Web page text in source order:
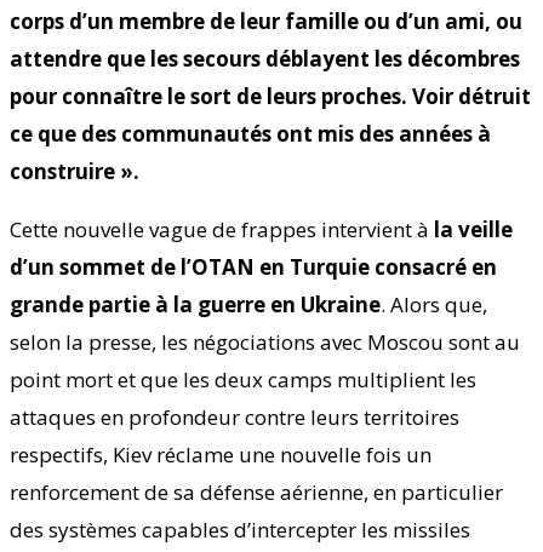
corps d’un membre de leur famille ou d’un ami, ou
attendre que les secours déblayent les décombres
pour connaître le sort de leurs proches. Voir détruit
ce que des communautés ont mis des années à
construire ».
Cette nouvelle vague de frappes intervient à la veille
d’un sommet de l’OTAN en Turquie consacré en
grande partie à la guerre en Ukraine. Alors que,
selon la presse, les négociations avec Moscou sont au
point mort et que les deux camps multiplient les
attaques en profondeur contre leurs territoires
respectifs, Kiev réclame une nouvelle fois un
renforcement de sa défense aérienne, en particulier
des systèmes capables d’intercepter les missiles